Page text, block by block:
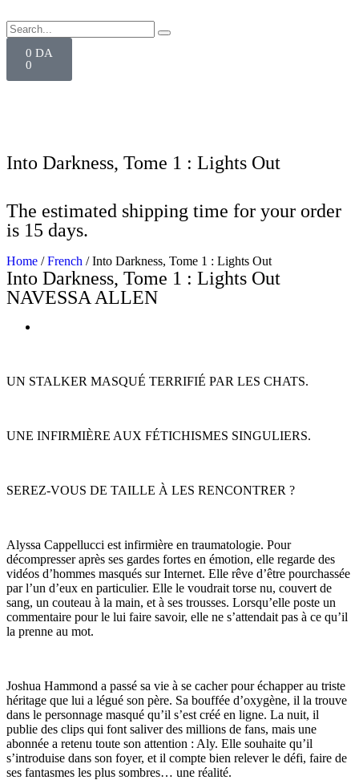
0 DA
0
Into Darkness, Tome 1 : Lights Out
The estimated shipping time for your order
is 15 days.
Home /French / Into Darkness, Tome 1 : Lights Out
Into Darkness, Tome 1 : Lights Out
NAVESSA ALLEN
UN STALKER MASQUÉ TERRIFIÉ PAR LES CHATS.
UNE INFIRMIÈRE AUX FÉTICHISMES SINGULIERS.
SEREZ-VOUS DE TAILLE À LES RENCONTRER ?
Alyssa Cappellucci est infirmière en traumatologie. Pour
décompresser après ses gardes fortes en émotion, elle regarde des
vidéos d’hommes masqués sur Internet. Elle rêve d’être pourchassée
par l’un d’eux en particulier. Elle le voudrait torse nu, couvert de
sang, un couteau à la main, et à ses trousses. Lorsqu’elle poste un
commentaire pour le lui faire savoir, elle ne s’attendait pas à ce qu’il
la prenne au mot.
Joshua Hammond a passé sa vie à se cacher pour échapper au triste
héritage que lui a légué son père. Sa bouffée d’oxygène, il la trouve
dans le personnage masqué qu’il s’est créé en ligne. La nuit, il
publie des clips qui font saliver des millions de fans, mais une
abonnée a retenu toute son attention : Aly. Elle souhaite qu’il
s’introduise dans son foyer, et il compte bien relever le défi, faire de
ses fantasmes les plus sombres… une réalité.